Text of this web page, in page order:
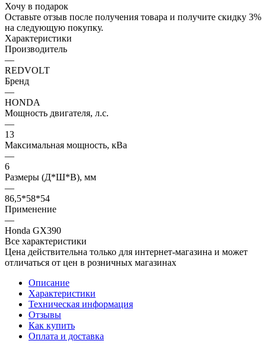
Хочу в подарок
Оставьте отзыв после получения товара и получите скидку 3%
на следующую покупку.
Характеристики
Производитель
—
REDVOLT
Бренд
—
HONDA
Мощность двигателя, л.с.
—
13
Максимальная мощность, кВа
—
6
Размеры (Д*Ш*В), мм
—
86,5*58*54
Применение
—
Honda GX390
Все характеристики
Цена действительна только для интернет-магазина и может
отличаться от цен в розничных магазинах
Описание
Характеристики
Техническая информация
Отзывы
Как купить
Оплата и доставка